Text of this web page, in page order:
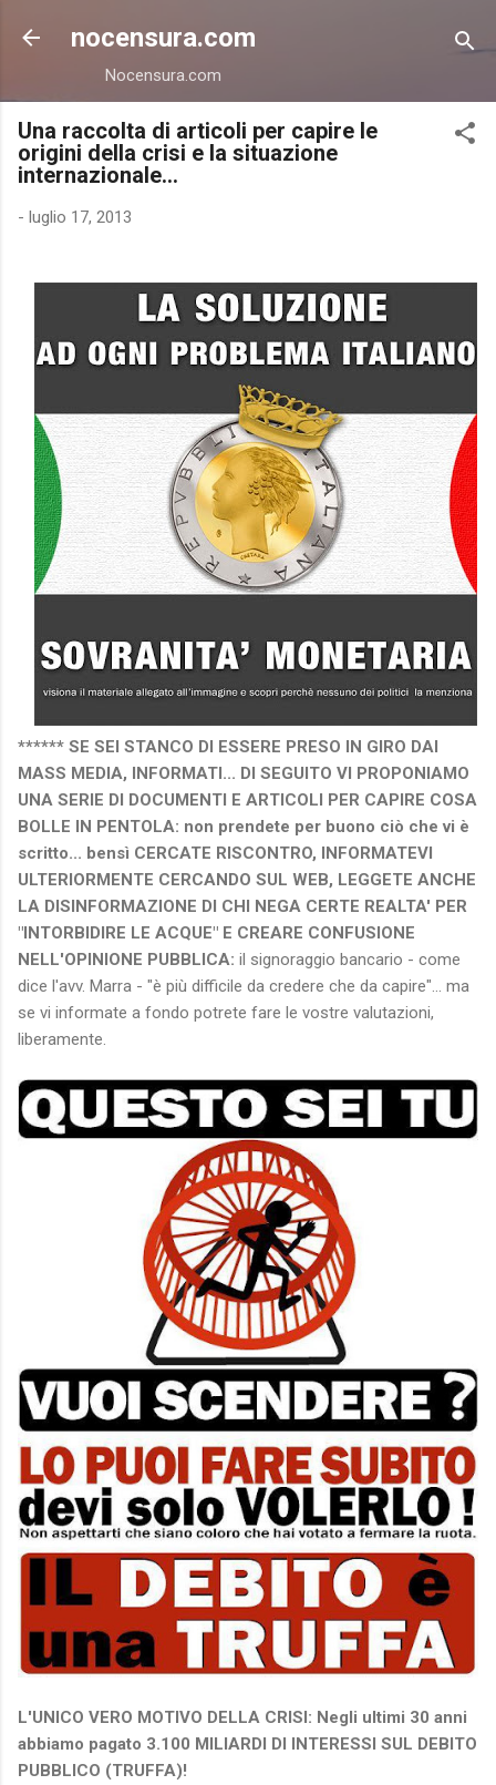
Passa ai contenuti principali
nocensura.com
Nocensura.com
Una raccolta di articoli per capire le
origini della crisi e la situazione
internazionale...
- luglio 17, 2013
****** SE SEI STANCO DI ESSERE PRESO IN GIRO DAI
MASS MEDIA, INFORMATI... DI SEGUITO VI PROPONIAMO
UNA SERIE DI DOCUMENTI E ARTICOLI PER CAPIRE COSA
BOLLE IN PENTOLA: non prendete per buono ciò che vi è
scritto... bensì CERCATE RISCONTRO, INFORMATEVI
ULTERIORMENTE CERCANDO SUL WEB, LEGGETE ANCHE
LA DISINFORMAZIONE DI CHI NEGA CERTE REALTA' PER
"INTORBIDIRE LE ACQUE" E CREARE CONFUSIONE
NELL'OPINIONE PUBBLICA: il signoraggio bancario - come
dice l'avv. Marra - "è più difficile da credere che da capire"... ma
se vi informate a fondo potrete fare le vostre valutazioni,
liberamente.
L'UNICO VERO MOTIVO DELLA CRISI: Negli ultimi 30 anni
abbiamo pagato 3.100 MILIARDI DI INTERESSI SUL DEBITO
PUBBLICO (TRUFFA)!